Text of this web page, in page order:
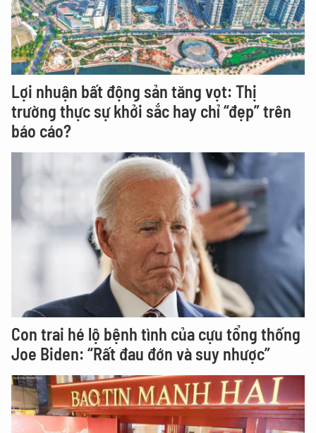
Lợi nhuận bất động sản tăng vọt: Thị
trường thực sự khởi sắc hay chỉ “đẹp” trên
báo cáo?
Con trai hé lộ bệnh tình của cựu tổng thống
Joe Biden: “Rất đau đớn và suy nhược”